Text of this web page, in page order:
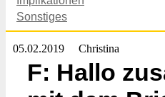
Sonstiges
05.02.2019 Christina
F: Hallo